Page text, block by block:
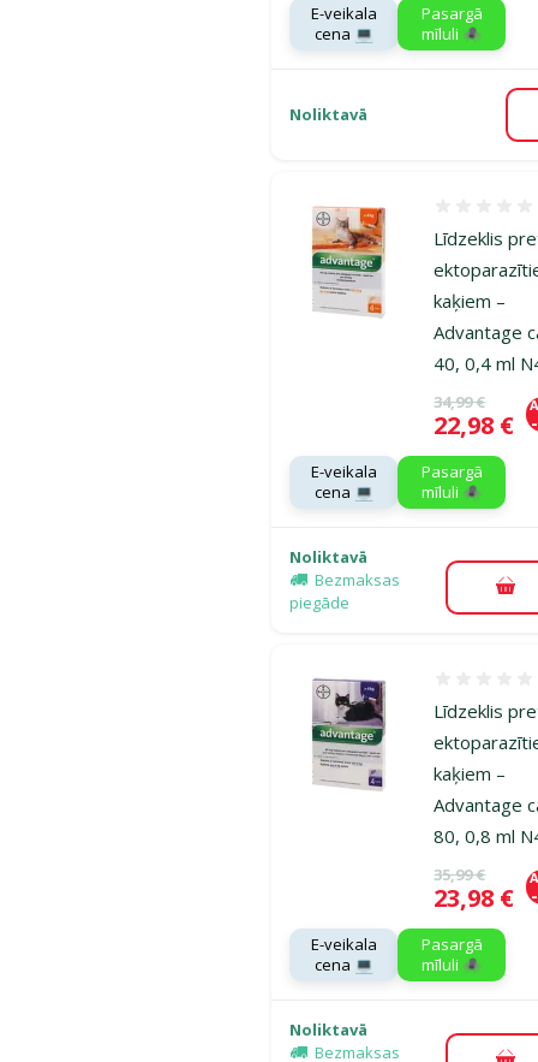
E-veikala
cena 💻
Pasargā
mīluli 🕷️
Noliktavā
Līdzeklis
kaķiem –
Advantage
40, 0,4 ml
Oriģinālā
34,99 €
Cena
22,98 €
E-veikala
cena 💻
Pasargā
mīluli 🕷️
Noliktavā
Bezmaksas
piegāde
Līdzeklis
kaķiem –
Advantage
80, 0,8 ml
Oriģinālā
35,99 €
Cena
23,98 €
E-veikala
cena 💻
Pasargā
mīluli 🕷️
Noliktavā
Bezmaksas